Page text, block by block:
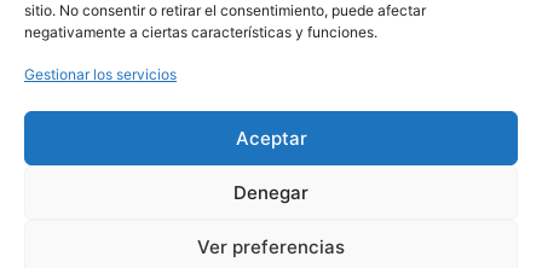
sitio. No consentir o retirar el consentimiento, puede afectar
negativamente a ciertas características y funciones.
Gestionar los servicios
Aceptar
Denegar
Ver preferencias
activar Youtube
POLÍTICA DE COOKIES